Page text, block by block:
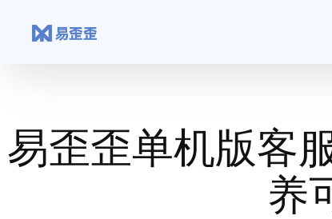
易歪歪单机版客
养